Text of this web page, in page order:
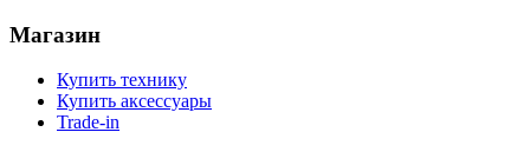
Магазин
Купить технику
Купить аксессуары
Trade-in